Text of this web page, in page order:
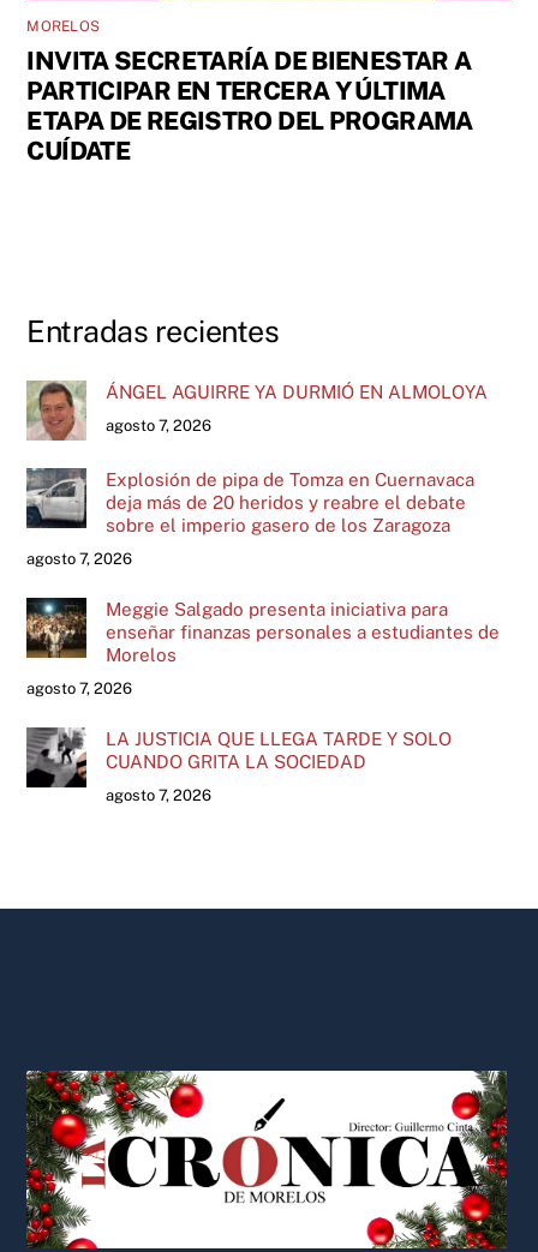
MORELOS
INVITA SECRETARÍA DE BIENESTAR A
PARTICIPAR EN TERCERA Y ÚLTIMA
ETAPA DE REGISTRO DEL PROGRAMA
CUÍDATE
Entradas recientes
ÁNGEL AGUIRRE YA DURMIÓ EN ALMOLOYA
agosto 7, 2026
Explosión de pipa de Tomza en Cuernavaca
deja más de 20 heridos y reabre el debate
sobre el imperio gasero de los Zaragoza
agosto 7, 2026
Meggie Salgado presenta iniciativa para
enseñar finanzas personales a estudiantes de
Morelos
agosto 7, 2026
LA JUSTICIA QUE LLEGA TARDE Y SOLO
CUANDO GRITA LA SOCIEDAD
agosto 7, 2026
To
Top